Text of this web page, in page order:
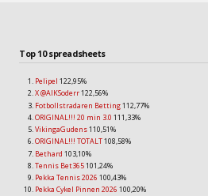
Top 10 spreadsheets
Pelipel 122,95%
X @AIKSoderr122,56%
Fotbollstradaren Betting112,77%
ORIGINAL!!! 20 min 3.0 111,33%
VikingaGudens110,51%
ORIGINAL!!! TOTALT108,58%
Bethard 103,10%
Tennis Bet365101,24%
Pekka Tennis 2026 100,43%
Pekka Cykel Pinnen 2026 100,20%